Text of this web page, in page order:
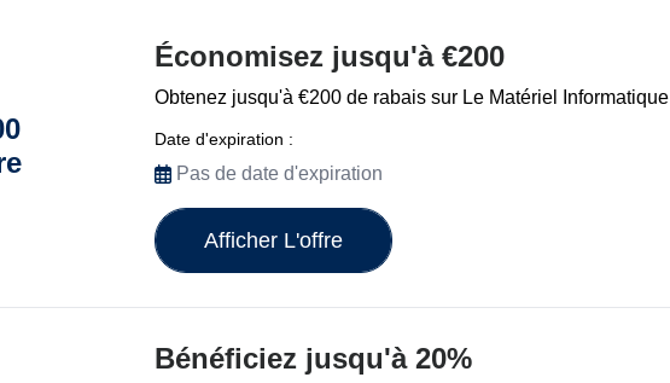
Économisez jusqu'à €200
Obtenez jusqu'à €200 de rabais sur Le Matériel Informatique
Date d'expiration :
Pas de date d'expiration
Afficher L'offre
Bénéficiez jusqu'à 20%